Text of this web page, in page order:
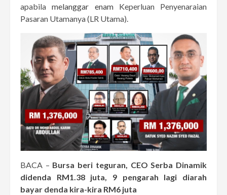
apabilamelanggar enamKeperluan Penyenaraian
Pasaran Utamanya (LR Utama).
BACA – Bursa beri teguran, CEO Serba Dinamik
didenda RM1.38 juta, 9 pengarah lagi diarah
bayar denda kira-kira RM6 juta